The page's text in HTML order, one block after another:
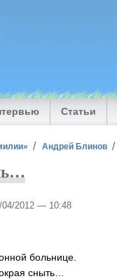
Статьи
Андрей Блинов
04/2012 — 10:48
больнице.
сныть…